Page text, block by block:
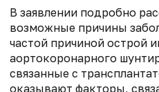
В заявлении подробно
возможные причины
частой причиной острой
аортокоронарного
связанные с
оказывают факторы,